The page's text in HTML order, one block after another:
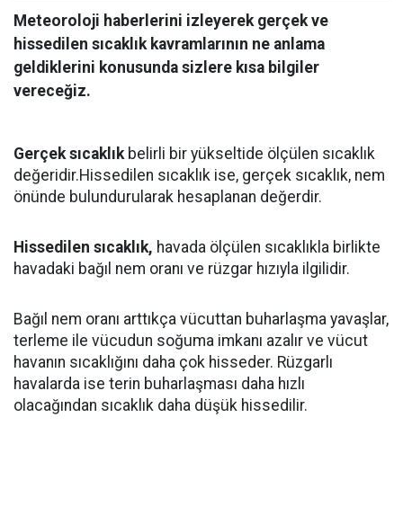
Meteoroloji haberlerini izleyerek gerçek ve
hissedilen sıcaklık kavramlarının ne anlama
geldiklerini konusunda sizlere kısa bilgiler
vereceğiz.
Gerçek sıcaklık belirli bir yükseltide ölçülen sıcaklık
değeridir.Hissedilen sıcaklık ise, gerçek sıcaklık, nem
önünde bulundurularak hesaplanan değerdir.
Hissedilen sıcaklık, havada ölçülen sıcaklıkla birlikte
havadaki bağıl nem oranı ve rüzgar hızıyla ilgilidir.
Bağıl nem oranı arttıkça vücuttan buharlaşma yavaşlar,
terleme ile vücudun soğuma imkanı azalır ve vücut
havanın sıcaklığını daha çok hisseder. Rüzgarlı
havalarda ise terin buharlaşması daha hızlı
olacağından sıcaklık daha düşük hissedilir.